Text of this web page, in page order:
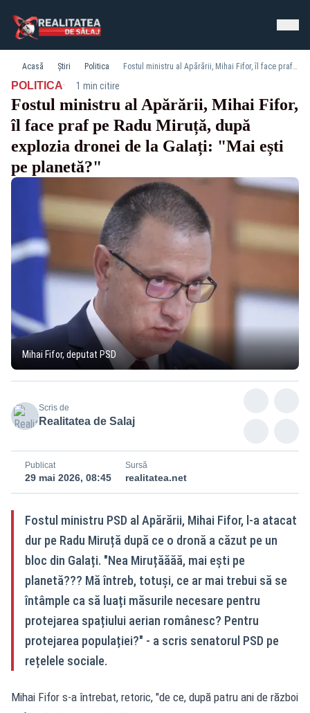
Acasă Știri Politica Fostul ministru al Apărării, Mihai Fifor, îl face praf pe Radu Miruță, după explozia dronei de la Galați: "Mai ești pe planetă?"
POLITICA· 1 min citire
Fostul ministru al Apărării, Mihai Fifor,
îl face praf pe Radu Miruță, după
explozia dronei de la Galați: "Mai ești
pe planetă?"
Mihai Fifor, deputat PSD
Scris de
Realitatea de Salaj
Publicat
29 mai 2026, 08:45
Sursă
realitatea.net
Fostul ministru PSD al Apărării, Mihai Fifor, l-a atacat
dur pe Radu Miruță după ce o dronă a căzut pe un
bloc din Galați. "Nea Miruțăăăă, mai ești pe
planetă??? Mă întreb, totuși, ce ar mai trebui să se
întâmple ca să luați măsurile necesare pentru
protejarea spațiului aerian românesc? Pentru
protejarea populației?" - a scris senatorul PSD pe
rețelele sociale.
Mihai Fifor s-a întrebat, retoric, "de ce, după patru ani de război